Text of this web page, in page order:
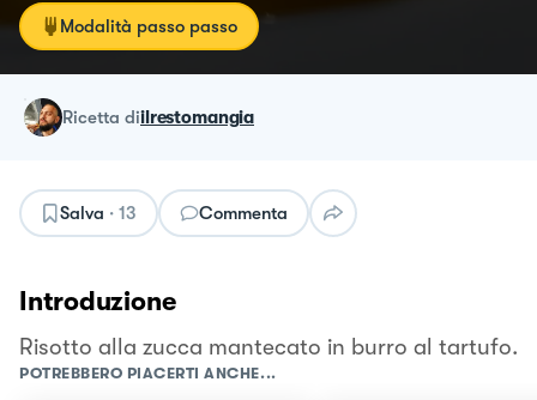
Modalità passo passo
ricetta diilrestomangia
Salva · 13 Commenta
Introduzione
Risotto alla zucca mantecato in burro al tartufo.
POTREBBERO PIACERTI ANCHE...